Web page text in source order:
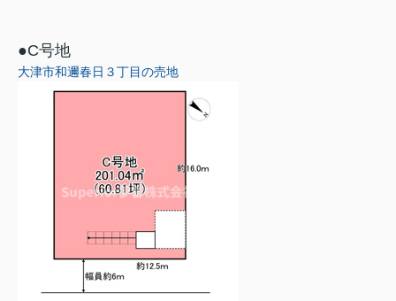
●C号地
大津市和邇春日３丁目の売地